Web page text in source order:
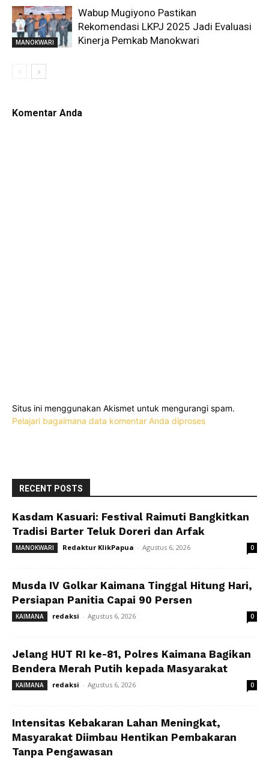
MANOKWARI
Wabup Mugiyono Pastikan
Rekomendasi LKPJ 2025 Jadi Evaluasi
Kinerja Pemkab Manokwari
Komentar Anda
Situs ini menggunakan Akismet untuk mengurangi spam.
Pelajari bagaimana data komentar Anda diproses
RECENT POSTS
Kasdam Kasuari: Festival Raimuti Bangkitkan
Tradisi Barter Teluk Doreri dan Arfak
MANOKWARI Redaktur KlikPapua - Agustus 6, 2026 0
Musda IV Golkar Kaimana Tinggal Hitung Hari,
Persiapan Panitia Capai 90 Persen
KAIMANA redaksi - Agustus 6, 2026 0
Jelang HUT RI ke-81, Polres Kaimana Bagikan
Bendera Merah Putih kepada Masyarakat
KAIMANA redaksi - Agustus 6, 2026 0
Intensitas Kebakaran Lahan Meningkat,
Masyarakat Diimbau Hentikan Pembakaran
Tanpa Pengawasan